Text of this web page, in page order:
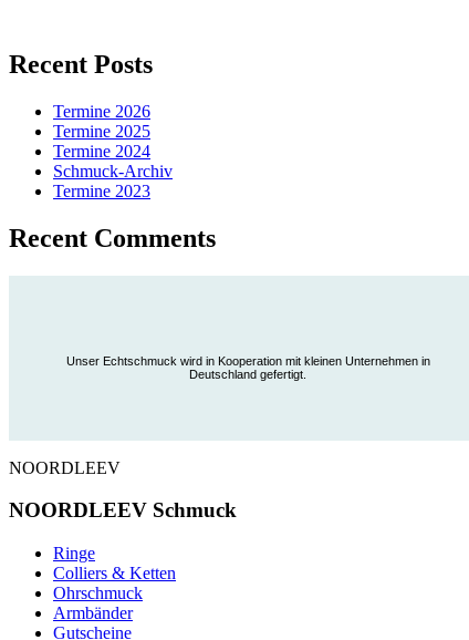
Recent Posts
Termine 2026
Termine 2025
Termine 2024
Schmuck-Archiv
Termine 2023
Recent Comments
Unser Echtschmuck wird in Kooperation mit kleinen Unternehmen in
Deutschland gefertigt.
NOORDLEEV
NOORDLEEV Schmuck
Ringe
Colliers & Ketten
Ohrschmuck
Armbänder
Gutscheine